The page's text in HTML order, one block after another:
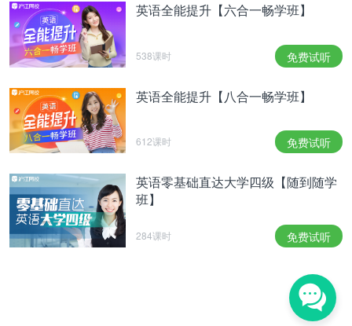
英语全能提升【六合一畅学班】
538课时 免费试听
英语全能提升【八合一畅学班】
612课时 免费试听
英语零基础直达大学四级【随到随学
班】
284课时 免费试听